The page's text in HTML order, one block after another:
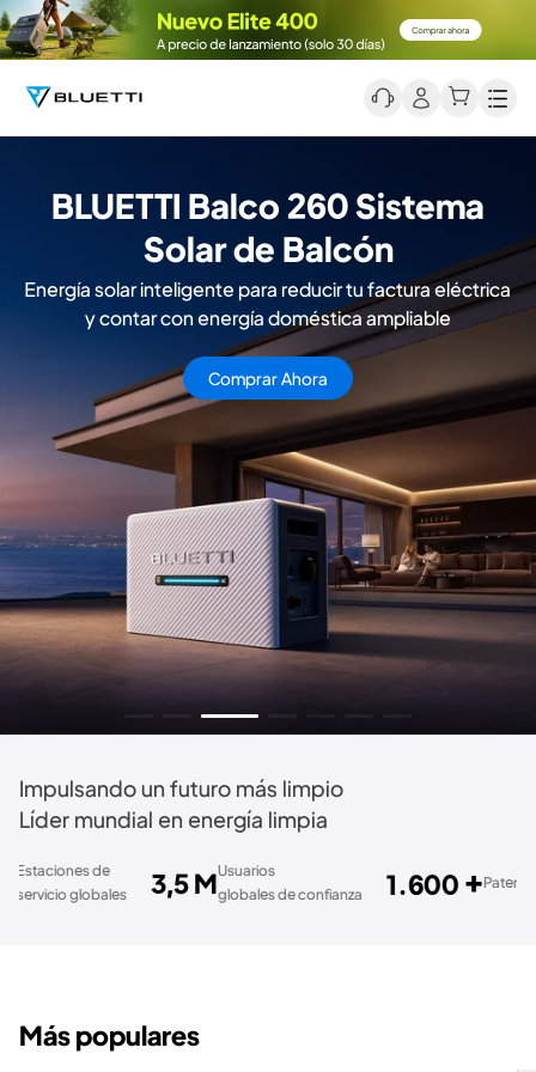
Carga Mientras Conduces.
Energía Para Todo Tu Viaje.
Convierte cada kilómetro en energía utilizable con los
cargadores de alternador BLUETTI, diseñados para la
carretera.
Más información
Impulsando un futuro más limpio
Líder mundial en energía limpia
de
3,5 M Usuarios
globales de confianza
1.600 + Patentes
Más populares